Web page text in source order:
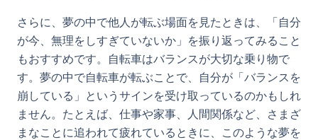
さらに、夢の中で他人が転ぶ場面を見たときは、「自分
が今、無理をしすぎていないか」を振り返ってみること
もおすすめです。自転車はバランスが大切な乗り物で
す。夢の中で自転車が転ぶことで、自分が「バランスを
崩している」というサインを受け取っているのかもしれ
ません。たとえば、仕事や家事、人間関係など、さまざ
まなことに追われて疲れているときに、このような夢を